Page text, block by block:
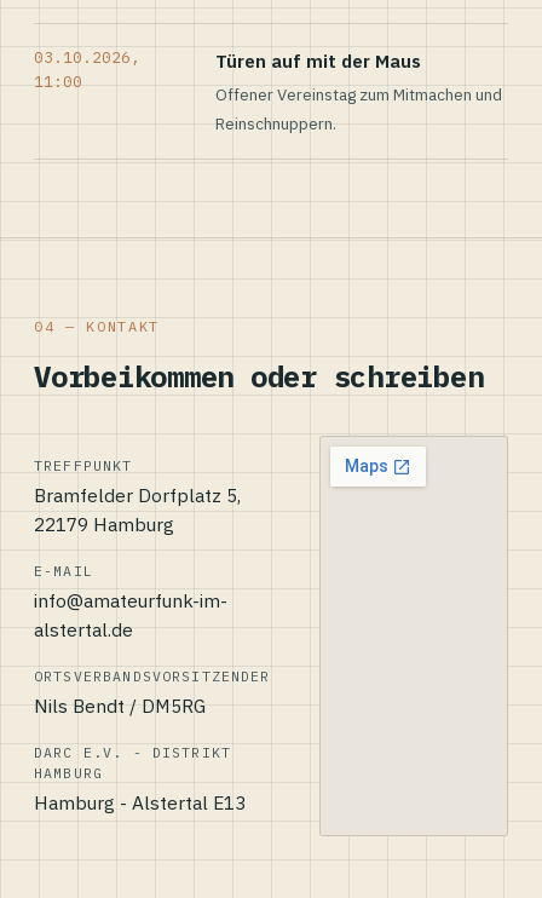
03.10.2026,
11:00
Türen auf mit der Maus
Offener Vereinstag zum Mitmachen und
Reinschnuppern.
04 — KONTAKT
Vorbeikommen oder schreiben
TREFFPUNKT
Bramfelder Dorfplatz 5,
22179 Hamburg
E-MAIL
info@amateurfunk-im-
alstertal.de
ORTSVERBANDSVORSITZENDER
Nils Bendt / DM5RG
DARC E.V. - DISTRIKT
HAMBURG
Hamburg - Alstertal E13